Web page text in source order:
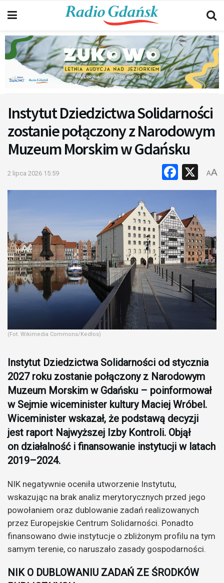
Instytut Dziedzictwa Solidarności
zostanie połączony z Narodowym
Muzeum Morskim w Gdańsku
2 lipca 2026 15:59 X
AA
(Fot. Wikimedia Commons/Kedłos)
Instytut Dziedzictwa Solidarności od stycznia
2027 roku zostanie połączony z Narodowym
Muzeum Morskim w Gdańsku – poinformował
w Sejmie wiceminister kultury Maciej Wróbel.
Wiceminister wskazał, że podstawą decyzji
jest raport Najwyższej Izby Kontroli. Objął
on działalność i finansowanie instytucji w latach
2019–2024.
NIK negatywnie oceniła utworzenie Instytutu,
wskazując na brak analiz merytorycznych przed jego
powołaniem oraz dublowanie zadań realizowanych
przez Europejskie Centrum Solidarności. Ponadto
finansowano dwie instytucje o zbliżonym profilu na tym
samym terenie, co naruszało zasady gospodarności.
NIK O DUBLOWANIU ZADAŃ ZE ŚRODKÓW